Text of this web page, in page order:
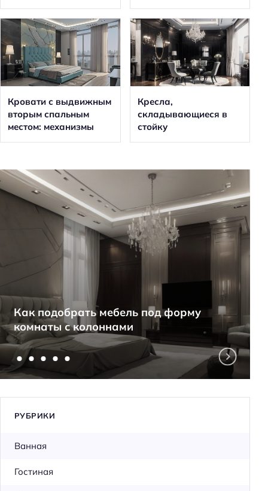
Кровати с выдвижным
вторым спальным
местом: механизмы
Кресла,
складывающиеся в
стойку
Как подобрать мебель под форму
комнаты с колоннами
РУБРИКИ
Ванная
Гостиная